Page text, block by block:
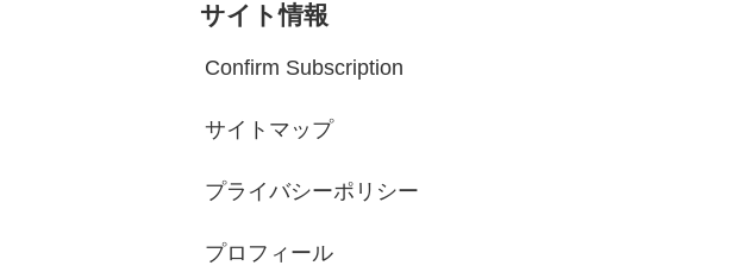
サイト情報
Confirm Subscription
サイトマップ
プライバシーポリシー
プロフィール